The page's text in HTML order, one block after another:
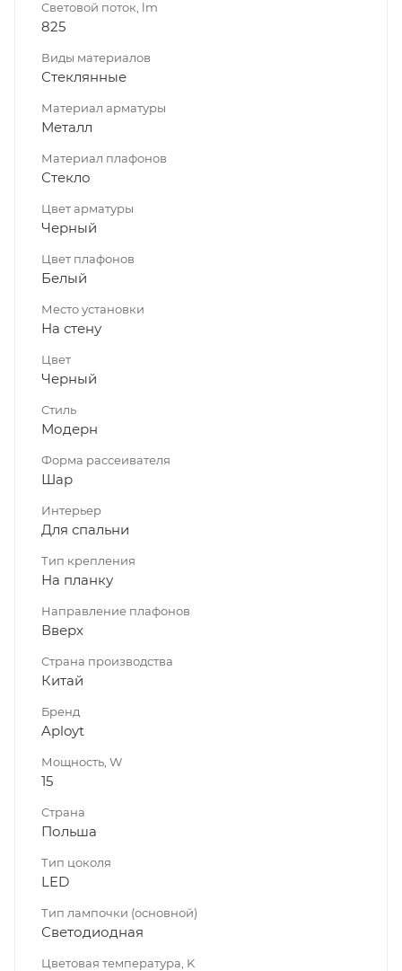
Световой поток, lm
825
Виды материалов
Стеклянные
Материал арматуры
Металл
Материал плафонов
Стекло
Цвет арматуры
Черный
Цвет плафонов
Белый
Место установки
На стену
Цвет
Черный
Стиль
Модерн
Форма рассеивателя
Шар
Интерьер
Для спальни
Тип крепления
На планку
Направление плафонов
Вверх
Страна производства
Китай
Бренд
Aployt
Мощность, W
15
Страна
Польша
Тип цоколя
LED
Тип лампочки (основной)
Светодиодная
Цветовая температура, K